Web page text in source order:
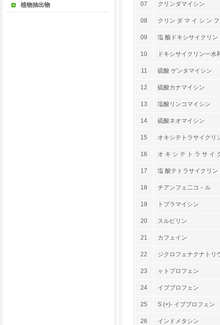
植物抽出物 07 クリンダマイシン
08 クリン ダ マ イ シ ン
09 塩 酸ドキシサイクリン
10 ドキシサイクリン一水
11 硫酸 ゲンタマイシン
12 硫酸カナマイシン
13 塩酸リンコマイシン
14 硫酸ネオマイシン
15 オキシテトラサイク
16 オ キ シ テ ト ラ サ イ
17 塩 酸テトラサイクリン
18 チアンフェ二コ－ル
19 トブラマイシン
20 スルピリン
21 カフェイン
22 ジクロフェナクナトリ
23 ヶトプロフェン
24 イブプロフェン
25 S (+)- イブプロフェン
26 インドメタシン